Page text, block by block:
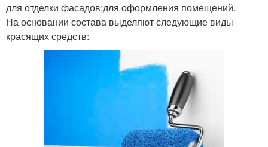
для отделки фасадов;для оформления помещений.
На основании состава выделяют следующие виды
красящих средств: